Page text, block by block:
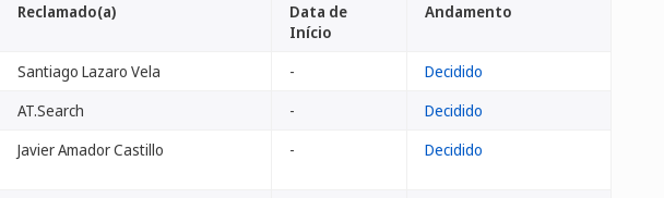
Reclamado(a)
Data de
Início
Andamento
Santiago Lazaro Vela -
Decidido
AT.Search -
Decidido
Javier Amador Castillo - Decidido